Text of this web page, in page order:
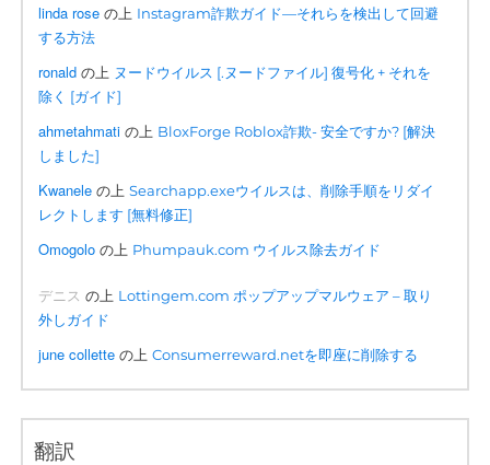
linda rose の上 Instagram詐欺ガイド—それらを検出して回避
する方法
ronald の上 ヌードウイルス [.ヌードファイル] 復号化 + それを
除く [ガイド]
ahmetahmati の上 BloxForge Roblox詐欺- 安全ですか? [解決
しました]
Kwanele の上Searchapp.exeウイルスは、削除手順をリダイ
レクトします [無料修正]
Omogolo の上 Phumpauk.com ウイルス除去ガイド
デニス の上 Lottingem.com ポップアップマルウェア – 取り
外しガイド
june collette の上Consumerreward.netを即座に削除する
翻訳